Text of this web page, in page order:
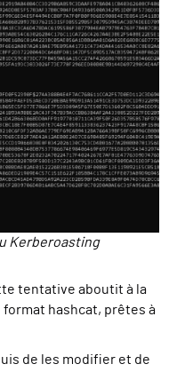
Kerberoasting
tentative aboutit à la
hashcat, prêtes à
de les modifier et de